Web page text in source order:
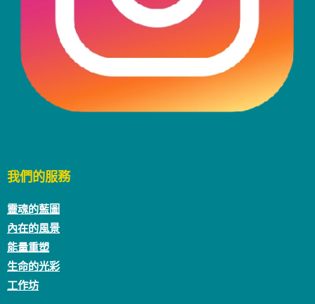
我們的服務
靈魂的藍圖
內在的風景
能量重塑
生命的光彩
工作坊